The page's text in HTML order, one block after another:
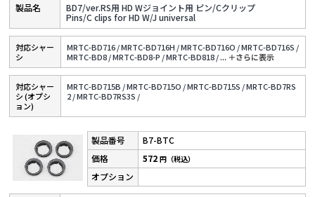
BD7/ver.RS用 HD Wジョイント用 ピン/Cクリップ
Pins/C clips for HD W/J universal
対応シャー
シ
MRTC-BD716 /MRTC-BD716H /MRTC-BD716O /MRTC-BD716S /
MRTC-BD8 /MRTC-BD8-P /MRTC-BD818 /... ＋さらに表⽰
対応シャー
シ (オプシ
ョン)
MRTC-BD715B /MRTC-BD715O /MRTC-BD715S /MRTC-BD7RS
2 /MRTC-BD7RS3S /
B7-BTC
572円（税込）